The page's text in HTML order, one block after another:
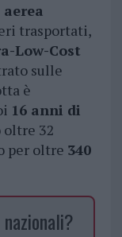
trasportati,
Low-Cost
sulle
è
16 anni di
oltre 32
per oltre 340